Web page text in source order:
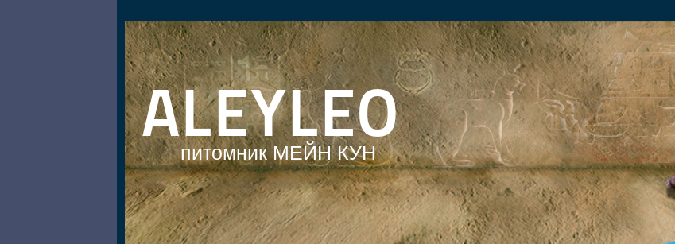
ALEYLEO
питомник МЕЙН КУН